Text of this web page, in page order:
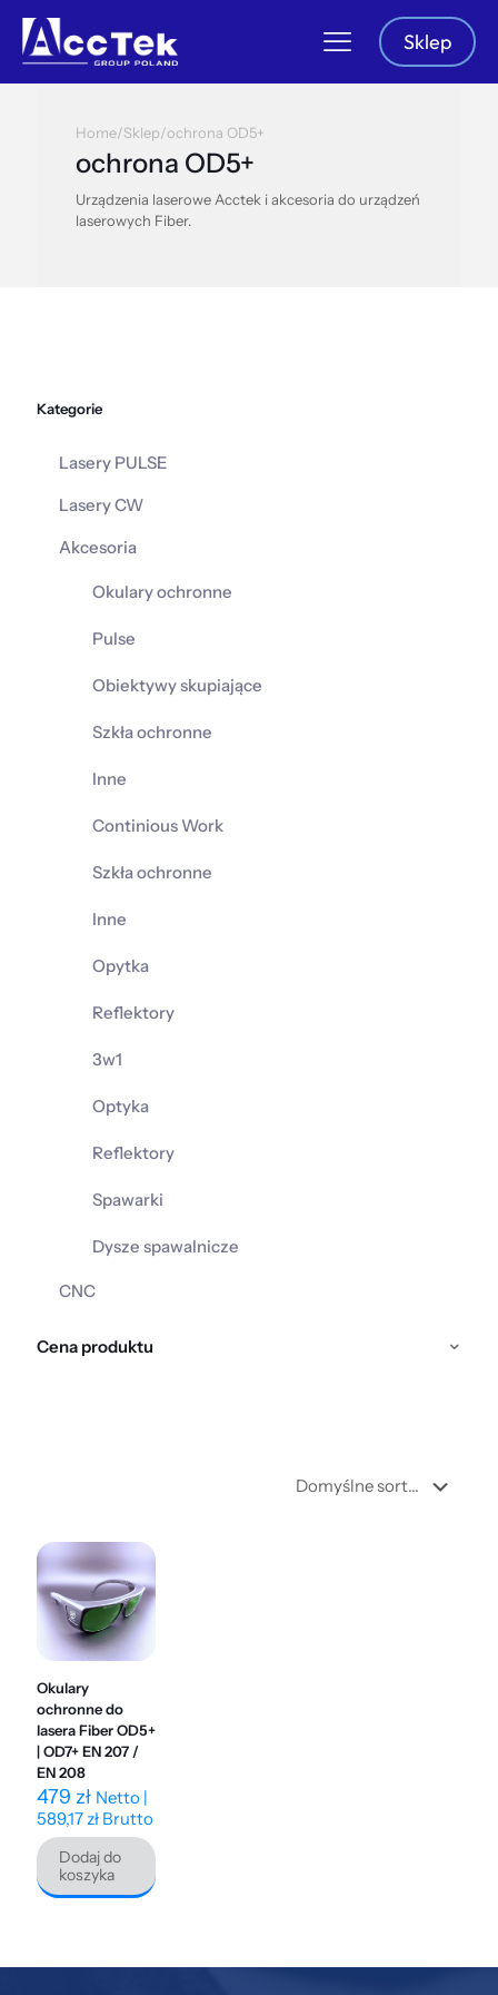
Sklep
Home/Sklep/ochrona OD5+
ochrona OD5+
Urządzenia laserowe Acctek i akcesoria do urządzeń
laserowych Fiber.
Kategorie
Lasery PULSE
Lasery CW
Akcesoria
Okulary ochronne
Pulse
Obiektywy skupiające
Szkła ochronne
Inne
Continious Work
Szkła ochronne
Inne
Opytka
Reflektory
3w1
Optyka
Reflektory
Spawarki
Dysze spawalnicze
CNC
Cena produktu
Okulary
ochronne do
lasera Fiber OD5+
| OD7+ EN 207 /
EN 208
479 zł Netto |
589,17zł Brutto
Dodaj do
koszyka